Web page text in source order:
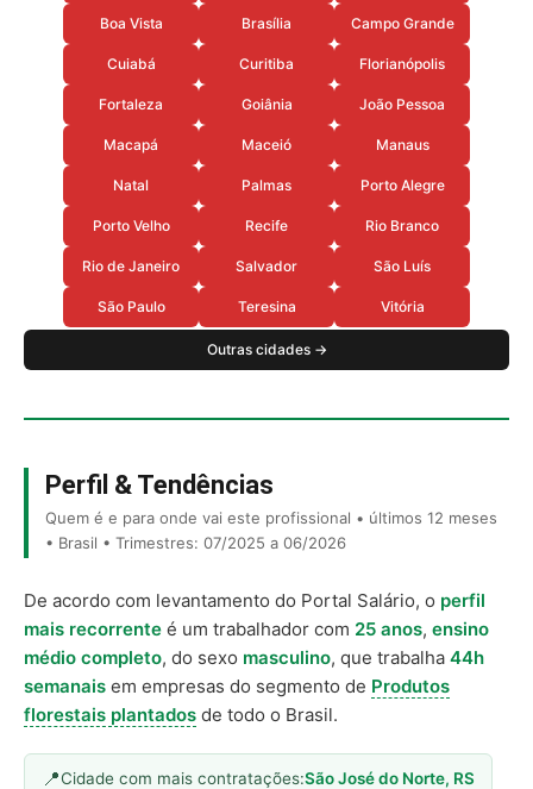
Boa Vista Brasília Campo Grande
Cuiabá Curitiba Florianópolis
Fortaleza Goiânia João Pessoa
Macapá Maceió Manaus
Natal Palmas Porto Alegre
Porto Velho Recife Rio Branco
Rio de Janeiro Salvador São Luís
São Paulo Teresina Vitória
Outras cidades →
Perfil & Tendências
Quem é e para onde vai este profissional • últimos 12 meses
• Brasil • Trimestres: 07/2025 a 06/2026
De acordo com levantamento do Portal Salário, o perfil
mais recorrente é um trabalhador com 25 anos, ensino
médio completo, do sexo masculino, que trabalha 44h
semanais em empresas do segmento de Produtos
florestais plantados de todo o Brasil.
Cidade com mais contratações:São José do Norte, RS